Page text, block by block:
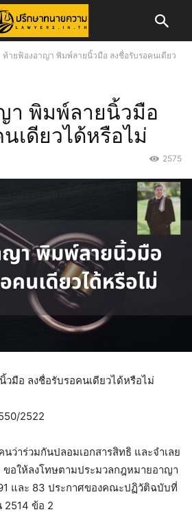
ท้ายฟ้องอาญา พิมพ์ลายนิ้วมือ ลงชื่อรับรอคนเดียว
า พิมพ์ลายนิ้วมือ
เดียวได้หรือไม่
2575
มือ ลงชื่อรับรอคนเดียวได้หรือไม่
2522
ว่าร่วมกันปลอมเอกสารสิทธิ และจำเลย
ขอให้ลงโทษตามประมวลกฎหมายอาญา
และ 83 ประกาศของคณะปฏิวัติฉบับที่
2514 ข้อ 2